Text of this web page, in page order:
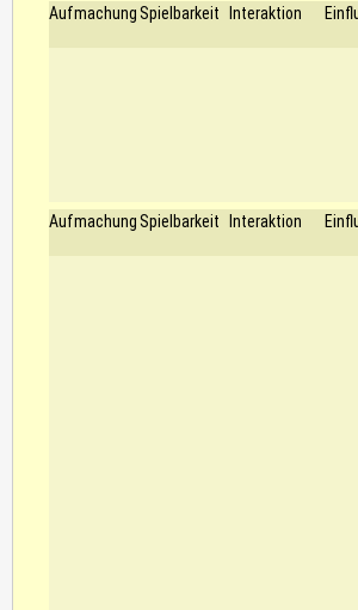
Aufmachung Spielbarkeit Interaktion
Aufmachung Spielbarkeit Interaktion